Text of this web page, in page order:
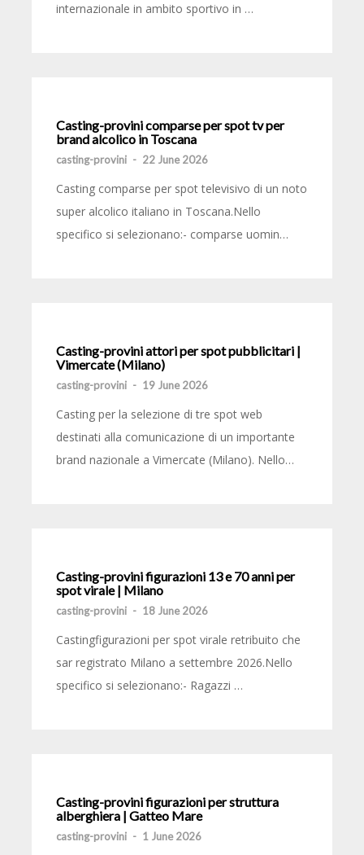
internazionale in ambito sportivo in …
Casting-provini comparse per spot tv per
brand alcolico in Toscana
casting-provini - 22 June 2026
Casting comparse per spot televisivo di un noto
super alcolico italiano in Toscana.Nello
specifico si selezionano:- comparse uomin…
Casting-provini attori per spot pubblicitari |
Vimercate (Milano)
casting-provini - 19 June 2026
Casting per la selezione di tre spot web
destinati alla comunicazione di un importante
brand nazionale a Vimercate (Milano). Nello…
Casting-provini figurazioni 13 e 70 anni per
spot virale | Milano
casting-provini - 18 June 2026
Castingfigurazioni per spot virale retribuito che
sar registrato Milano a settembre 2026.Nello
specifico si selezionano:- Ragazzi …
Casting-provini figurazioni per struttura
alberghiera | Gatteo Mare
casting-provini - 1 June 2026